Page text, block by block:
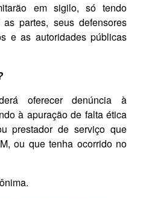
em sigilo, só tendo
partes, seus defensores
e as autoridades públicas
oferecer denúncia à
à apuração de falta ética
prestador de serviço que
ou que tenha ocorrido no